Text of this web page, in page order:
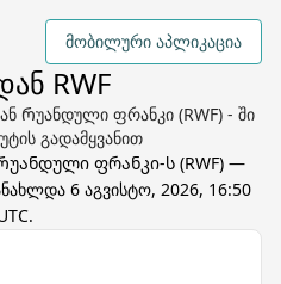
მობილური აპლიკაცია
RWF
Რუანდული ფრანკი (RWF) - ში
გადამყვანით
ფრანკი-ს (RWF) —
6 აგვისტო, 2026, 16:50
.